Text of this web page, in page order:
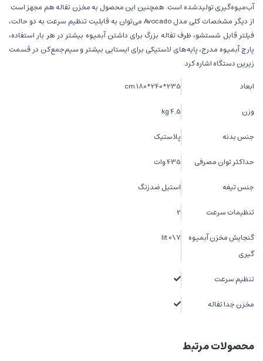
آب‌میوه‌گیری تولیدشده است. همچنین این محصول به مخزن تفاله‌ هم مجهز است.
از دیگر مشخصات کلی مدل Avocado می‌توان به قابلیت تنظیم سرعت به دو حالت،
فیلتر قابل شستشو، ظرف تفاله بزرگ برای داشتن آبمیوه بیشتر در هر بار استفاده،
پارچ آبمیوه مدرج، پایه‌های لاستیکی برای ایستایی بیشتر و سیم‌جمع‌کن در قسمت
زیرین دستگاه اشاره کرد.
ابعاد
235*240*180 cm
وزن 4.5 kg
جنس بدنه پلاستیک
حداکثر توان مصرفی 435 وات
جنس تیغه استیل ضدزنگ
تنظیمات سرعت 2
گنجایش مخزن آبمیوه
گیری
7\0 lit
تنظیم سرعت
مخزن جدا تفاله
محصولات مرتبط